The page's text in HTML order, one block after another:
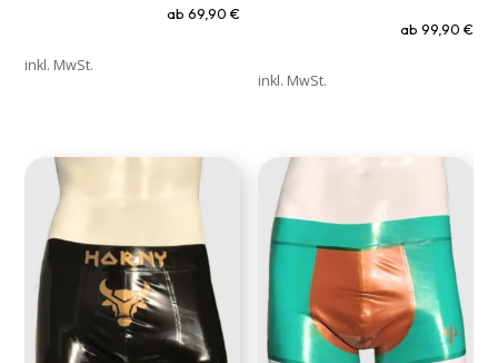
ab 69,90 €
inkl. MwSt.
ab 99,90 €
inkl. MwSt.